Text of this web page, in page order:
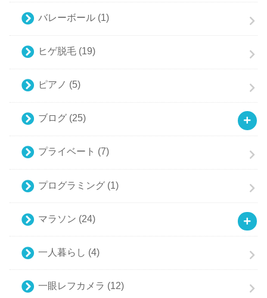
バレーボール (1)
ヒゲ脱毛 (19)
ピアノ (5)
ブログ (25)
プライベート (7)
プログラミング (1)
マラソン (24)
一人暮らし (4)
一眼レフカメラ (12)